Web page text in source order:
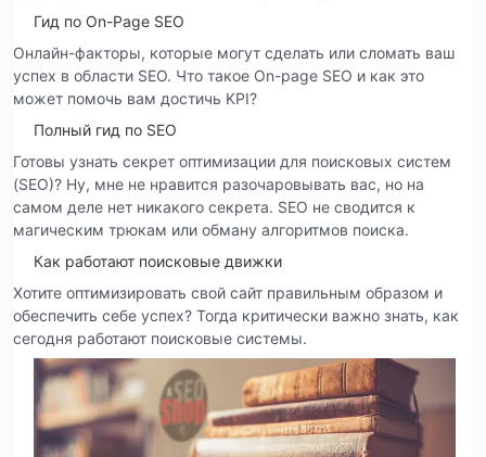
Гид по On-Page SEO
Онлайн-факторы, которые могут сделать или сломать ваш
успех в области SEO. Что такое On-page SEO и как это
может помочь вам достичь KPI?
Полный гид по SEO
Готовы узнать секрет оптимизации для поисковых систем
(SEO)? Ну, мне не нравится разочаровывать вас, но на
самом деле нет никакого секрета. SEO не сводится к
магическим трюкам или обману алгоритмов поиска.
Как работают поисковые движки
Хотите оптимизировать свой сайт правильным образом и
обеспечить себе успех? Тогда критически важно знать, как
сегодня работают поисковые системы.